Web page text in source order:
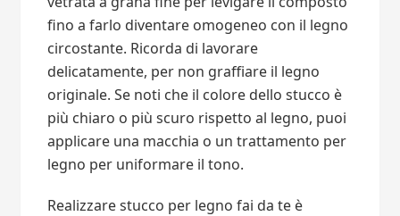
fino a farlo diventare omogeneo con il legno
circostante. Ricorda di lavorare
delicatamente, per non graffiare il legno
originale. Se noti che il colore dello stucco è
più chiaro o più scuro rispetto al legno, puoi
applicare una macchia o un trattamento per
legno per uniformare il tono.
Realizzare stucco per legno fai da te è